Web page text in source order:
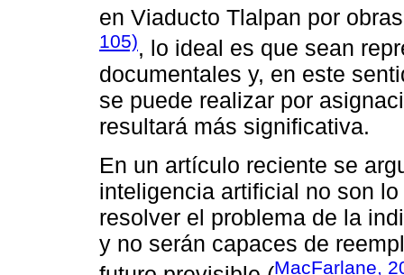
en Viaducto Tlalpan por
105), lo ideal es que sean
documentales y, en este
se puede realizar por
resultará más significativa.
En un artículo reciente se
inteligencia artificial no son
resolver el problema de la
y no serán capaces de
MacFarlane,